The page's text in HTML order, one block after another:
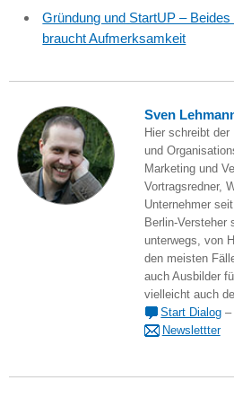
Gründung und StartUP –
braucht Aufmerksamkeit
Sven
Hier schreibt der
und
Marketing und
Vortragsredner,
Unternehmer
Berlin-Versteher
unterwegs, von
den meisten
auch Ausbilder
vielleicht auch
Start Dialog
Newslettter